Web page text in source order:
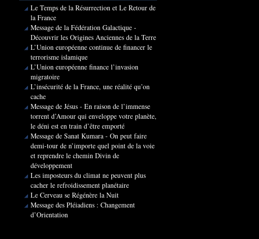
Le Temps de la Résurrection et Le Retour de
la France
Message de la Fédération Galactique -
Découvrir les Origines Anciennes de la Terre
L’Union européenne continue de financer le
terrorisme islamique
L’Union européenne finance l’invasion
migratoire
L’insécurité de la France, une réalité qu’on
cache
Message de Jésus - En raison de l’immense
torrent d’Amour qui enveloppe votre planète,
le déni est en train d’être emporté
Message de Sanat Kumara - On peut faire
demi-tour de n’importe quel point de la voie
et reprendre le chemin Divin de
développement
Les imposteurs du climat ne peuvent plus
cacher le refroidissement planétaire
Le Cerveau se Régénère la Nuit
Message des Pléiadiens : Changement
d’Orientation